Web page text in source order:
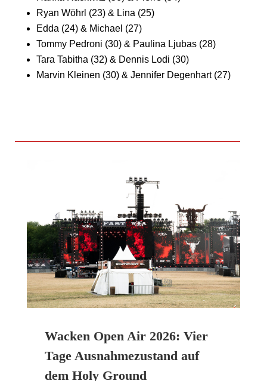
Ryan Wöhrl (23) & Lina (25)
Edda (24) & Michael (27)
Tommy Pedroni (30) & Paulina Ljubas (28)
Tara Tabitha (32) & Dennis Lodi (30)
Marvin Kleinen (30) & Jennifer Degenhart (27)
Wacken Open Air 2026: Vier
Tage Ausnahmezustand auf
dem Holy Ground